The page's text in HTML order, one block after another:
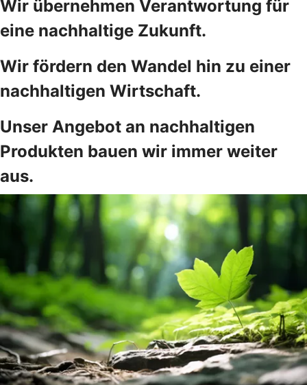
Wir übernehmen Verantwortung für
eine nachhaltige Zukunft.
Wir fördern den Wandel hin zu einer
nachhaltigen Wirtschaft.
Unser Angebot an nachhaltigen
Produkten bauen wir immer weiter
aus.